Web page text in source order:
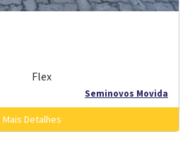
Flex
Seminovos Movida
Mais Detalhes